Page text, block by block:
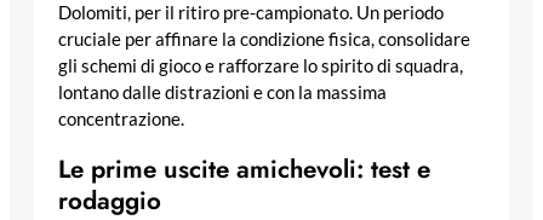
Dolomiti, per il ritiro pre-campionato. Un periodo
cruciale per affinare la condizione fisica, consolidare
gli schemi di gioco e rafforzare lo spirito di squadra,
lontano dalle distrazioni e con la massima
concentrazione.
Le prime uscite amichevoli: test e
rodaggio